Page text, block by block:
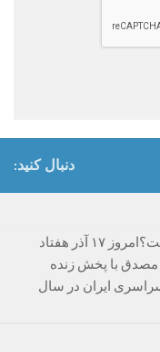
دنبال کنید:
مبتکر پخش زنده مذاکرات مجلس کیست؟امروز ۱۷ آذر هفتاد
مصدق با پخش زنده
ایران در سال